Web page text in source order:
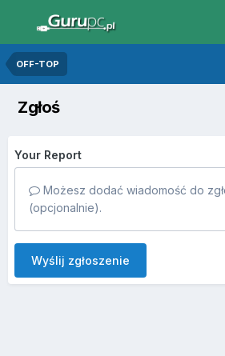
OFF-TOP
Zgłoś
Your Report
Możesz dodać wiadomość do
(opcjonalnie).
Wyślij zgłoszenie